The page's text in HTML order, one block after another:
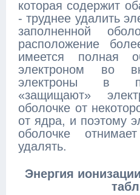
которая содержит
- труднее удалить
заполненной
расположение
имеется полная
электроном во
электроны в
«защищают»
оболочке от
от ядра, и поэтому
оболочке
удалять.
Энергия